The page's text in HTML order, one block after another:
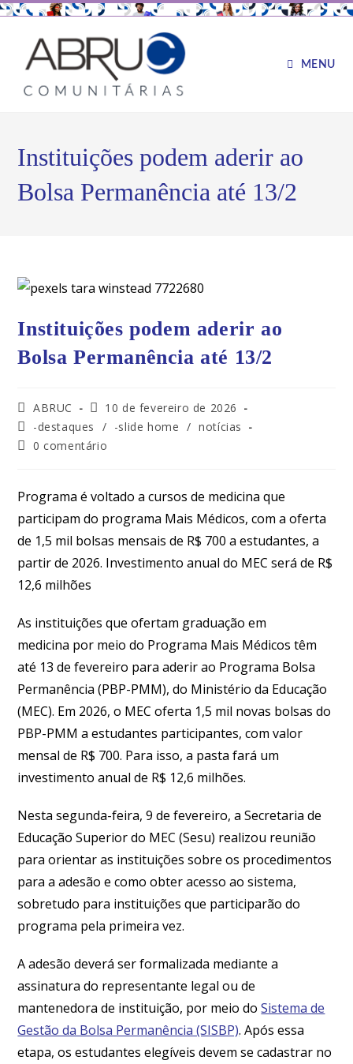
MENU
Instituições podem aderir ao
Bolsa Permanência até 13/2
Instituições podem aderir ao
Bolsa Permanência até 13/2
ABRUC
10 de fevereiro de 2026
-destaques
/ -slide home / notícias
0 comentário
Programa é voltado a cursos de medicina que
participam do programa Mais Médicos, com a oferta
de 1,5 mil bolsas mensais de R$ 700 a estudantes, a
partir de 2026. Investimento anual do MEC será de R$
12,6 milhões
As instituições que ofertam graduação em
medicina por meio do Programa Mais Médicos têm
até 13 de fevereiro para aderir ao Programa Bolsa
Permanência (PBP-PMM), do Ministério da Educação
(MEC). Em 2026, o MEC oferta 1,5 mil novas bolsas do
PBP-PMM a estudantes participantes, com valor
mensal de R$ 700. Para isso, a pasta fará um
investimento anual de R$ 12,6 milhões.
Nesta segunda-feira, 9 de fevereiro, a Secretaria de
Educação Superior do MEC (Sesu) realizou reunião
para orientar as instituições sobre os procedimentos
para a adesão e como obter acesso ao sistema,
sobretudo para instituições que participarão do
programa pela primeira vez.
A adesão deverá ser formalizada mediante a
assinatura do representante legal ou de
mantenedora de instituição, por meio doSistema de
Gestão da Bolsa Permanência (SISBP). Após essa
etapa, os estudantes elegíveis devem se cadastrar no